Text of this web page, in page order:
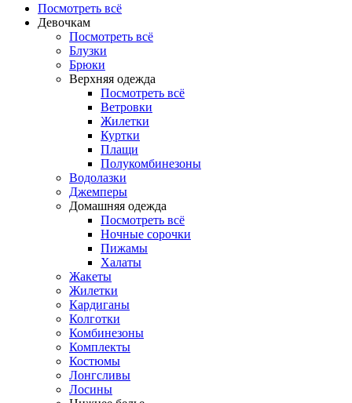
Посмотреть всё
Девочкам
Посмотреть всё
Блузки
Брюки
Верхняя одежда
Посмотреть всё
Ветровки
Жилетки
Куртки
Плащи
Полукомбинезоны
Водолазки
Джемперы
Домашняя одежда
Посмотреть всё
Ночные сорочки
Пижамы
Халаты
Жакеты
Жилетки
Кардиганы
Колготки
Комбинезоны
Комплекты
Костюмы
Лонгсливы
Лосины